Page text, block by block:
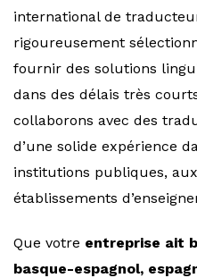
international de
rigoureusement
fournir des solutions
dans des délais très
collaborons avec des
d’une solide expérience
institutions publiques,
établissements
Que votre entreprise ait
basque-espagnol,